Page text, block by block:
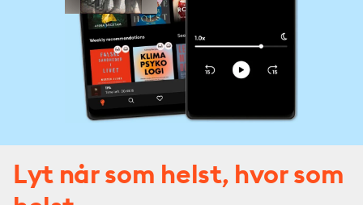
Lyt når som helst, hvor som